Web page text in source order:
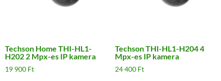
Techson Home THI-HL1-
H202 2 Mpx-es IP kamera
19 900 Ft
Techson THI-HL1-H204 4
Mpx-es IP kamera
24 400 Ft